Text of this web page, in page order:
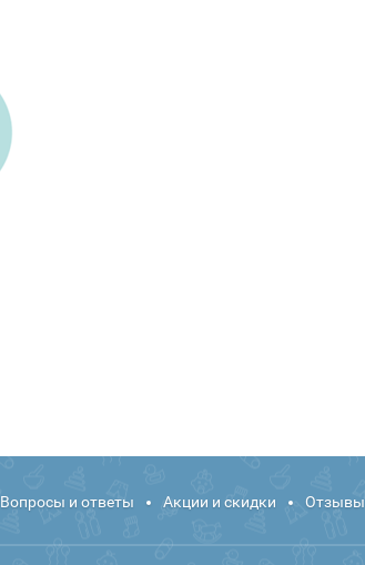
Вопросы и ответы Акции и скидки Отзывы